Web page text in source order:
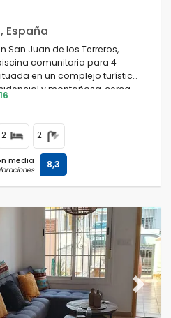
España
San Juan de los Terreros,
comunitaria para 4
en un complejo turístico
y montañosa, cerca
y a 100 m de la playa.
2 2
media 8,3
Next